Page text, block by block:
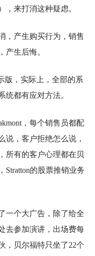
，来打消这种疑虑。
，产生购买行为，销售
产生后悔。
版，实际上，全部的系
统都有应对方法。
，每个销售员都配
说，客户拒绝怎么说，
所有的客户心理都在贝
Stratton的股票推销业务
一个大广告，除了给全
去参加演讲，出场费每
，贝尔福特只坐了22个